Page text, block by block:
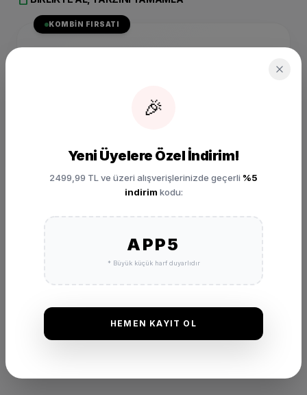
KOMBIN FIRSATI
DQ7684-100
₺ 4.299,00
(0 Yorum)
🎉
Yeni Üyelere Özel İndirim!
2499,99 TL ve üzeri alışverişlerinizde geçerli %5
indirim kodu:
APP5
* Büyük küçük harf duyarlıdır
HEMEN KAYIT OL